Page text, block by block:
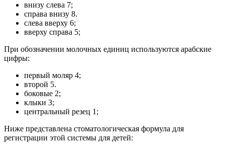
внизу слева 7;
справа внизу 8.
слева вверху 6;
вверху справа 5;
При обозначении молочных единиц используются арабские
цифры:
первый моляр 4;
второй 5.
боковые 2;
клыки 3;
центральный резец 1;
Ниже представлена ​​стоматологическая формула для
регистрации этой системы для детей: